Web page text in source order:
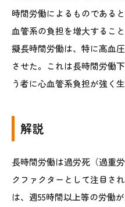
時間労働によるものである
血管系の負担を増大するこ
擬長時間労働は、特に高血
させた。これは長時間労働
う者に心血管系負担が強く
解説
長時間労働は過労死（過重
クファクターとして注目さ
は、週55時間以上等の労働